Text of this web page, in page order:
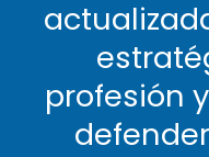
profesión